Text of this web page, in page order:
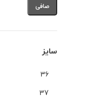
صافی
سایز
36
37